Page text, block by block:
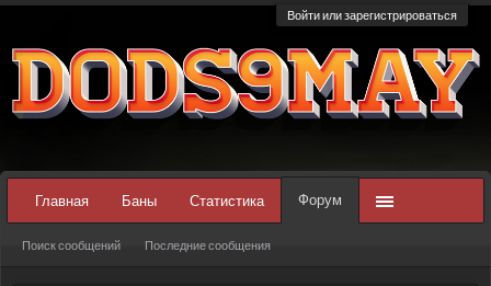
Войти или зарегистрироваться
Главная Баны Статистика Форум
Поиск сообщений Последние сообщения